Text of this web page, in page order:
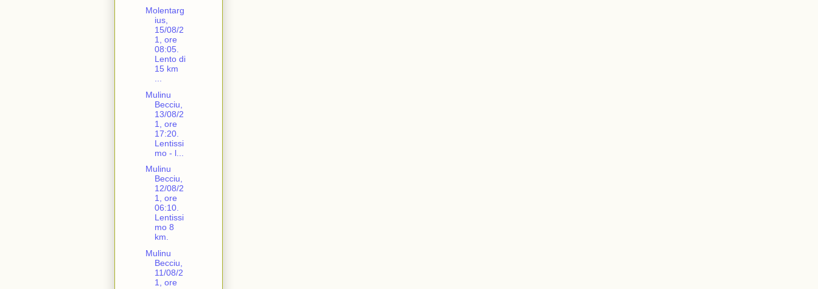
Molentarg
ius,
15/08/2
1, ore
08:05.
Lento di
15 km
...
Mulinu
Becciu,
13/08/2
1, ore
17:20.
Lentissi
mo - l...
Mulinu
Becciu,
12/08/2
1, ore
06:10.
Lentissi
mo 8
km.
Mulinu
Becciu,
11/08/2
1, ore